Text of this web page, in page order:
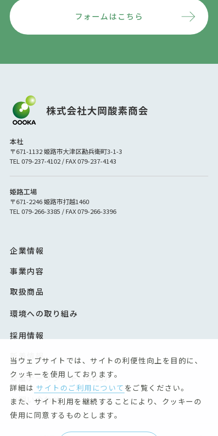
フォームはこちら
本社
〒671-1132 姫路市大津区勘兵衛町3-1-3
TEL 079-237-4102 / FAX 079-237-4143
姫路工場
〒671-2246 姫路市打越1460
TEL 079-266-3385 / FAX 079-266-3396
企業情報
事業内容
取扱商品
環境への取り組み
採用情報
新着情報
安全データシート（SDS）
お問い合わせ
当ウェブサイトでは、サイトの利便性向上を目的に、
クッキーを使用しております。
詳細は サイトのご利用についてをご覧ください。
また、サイト利用を継続することにより、クッキーの
使用に同意するものとします。